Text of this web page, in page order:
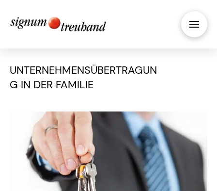
UNTERNEHMENSÜBERTRAGUN
G IN DER FAMILIE